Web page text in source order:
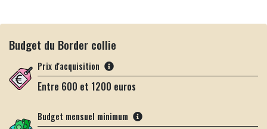
Budget du Border collie
Prix d'acquisition
Entre 600 et 1200 euros
Budget mensuel minimum